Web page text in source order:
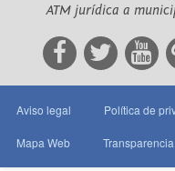
ATM jurídica a
Aviso legal Política de
Mapa Web Transparencia